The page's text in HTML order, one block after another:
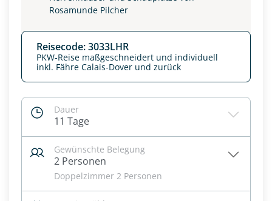
Rosamunde Pilcher
Reisecode: 3033LHR
PKW-Reise maßgeschneidert und individuell
inkl. Fähre Calais-Dover und zurück
Dauer
11 Tage
Gewünschte Belegung
2 Personen
Doppelzimmer 2 Personen